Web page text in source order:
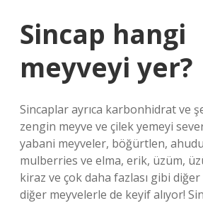
Sincap hangi
meyveyi yer?
Sincaplar ayrıca karbonhidrat ve
zengin meyve ve çilek yemeyi
yabani meyveler, böğürtlen,
mulberries ve elma, erik, üzüm,
kiraz ve çok daha fazlası gibi
diğer meyvelerle de keyif alıyor!